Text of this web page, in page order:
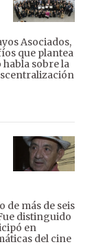
Asociados,
que plantea
sobre la
de más de seis
distinguido
en
del cine